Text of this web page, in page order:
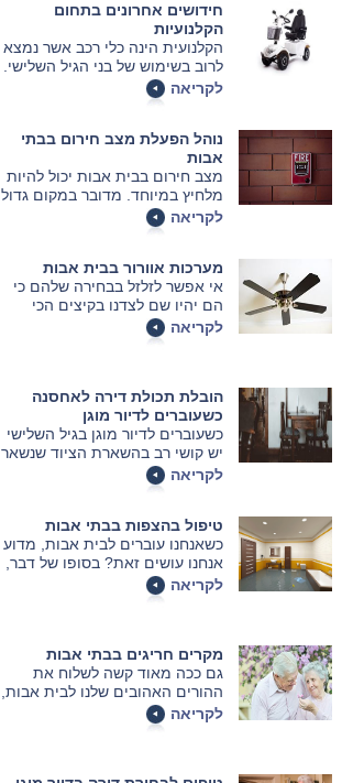
ניתן להיות ערוכים מבעוד מועד לכל
צרה שלא תבוא? על כך בכתבה
הבאה.
חידושים אחרונים בתחום
הקלנועיות
הקלנועית הינה כלי רכב אשר נמצא
לרוב בשימוש של בני הגיל השלישי.
היא מקלה את החיים של אוכלוסייה
זו ומאפשרת נסיעה נוחה למרחקים
החידושים האחרונים בתחום
הקלנועיות אותם מוטב שתכירו טרם
רכישת קלנועית חדשה.
לקריאה
נוהל הפעלת מצב חירום בבתי
אבות
מצב חירום בבית אבות יכול להיות
מלחיץ במיוחד. מדובר במקום גדול
מאוד שיש בו מאות דיירים כאשר
המצב הפיזי שלהם לא מאפשר להם
כזה?
לקריאה
מערכות אוורור בבית אבות
אי אפשר לזלזל בבחירה שלהם כי
הם יהיו שם לצדנו בקיצים הכי
חמים, וגם בבית אבות צריך לדעת
לבחור אותם נכון. אלו אפשרויות יש
לקריאה
הובלת תכולת דירה לאחסנה
כשעוברים לדיור מוגן
כשעוברים לדיור מוגן בגיל השלישי
יש קושי רב בהשארת הציוד שנשאר
מאחור, חשוב למצוא את הפתרונות
הנכונים למצב העדין. אחסון חלק
להיות הפתרון.
לקריאה
טיפול בהצפות בבתי אבות
כשאנחנו עוברים לבית אבות, מדוע
אנחנו עושים זאת? בסופו של דבר,
עבור רבים מאתנו לא מדובר במעבר
פשוט כל כך – אך בכל זאת המעבר
ביותר בגיל השלישי.
לקריאה
מקרים חריגים בבתי אבות
גם ככה מאוד קשה לשלוח את
ההורים האהובים שלנו לבית אבות,
כך שגילוי מקרים חריגים בהתנהגות
כלפי אותם מבוגרים יכולה להיות
לקריאה